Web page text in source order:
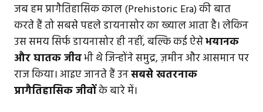
जब हम प्रागैतिहासिक काल (Prehistoric Era) की बात
करते हैं तो सबसे पहले डायनासोर का ख्याल आता है। लेकिन
उस समय सिर्फ डायनासोर ही नहीं, बल्कि कई ऐसेभयानक
और घातक जीवभी थे जिन्होंने समुद्र, ज़मीन और आसमान पर
राज किया। आइए जानते हैं उनसबसे खतरनाक
प्रागैतिहासिक जीवोंके बारे में।